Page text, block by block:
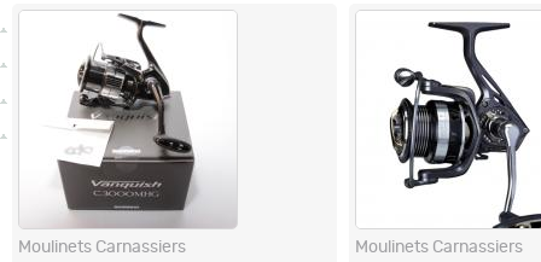
Moulinets Carnassiers Moulinets Carnassiers